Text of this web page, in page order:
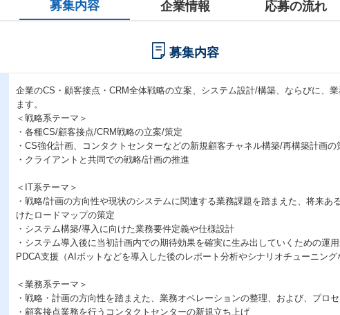
募集内容 企業情報 応募の流れ
募集内容
企業のCS・顧客接点・CRM全体戦略の立案、システム設計/構築、ならびに、
ます。
＜戦略系テーマ＞
・各種CS/顧客接点/CRM戦略の立案/策定
・CS強化計画、コンタクトセンターなどの新規顧客チャネル構築/再構築計画の
・クライアントと共同での戦略/計画の推進
＜IT系テーマ＞
・戦略/計画の方向性や現状のシステムに関連する業務課題を踏まえた、将来あ
けたロードマップの策定
・システム構築/導入に向けた業務要件定義や仕様設計
・システム導入後に当初計画内での期待効果を確実に生み出していくための運
PDCA支援（AIボットなどを導入した後のレポート分析やシナリオチューニング
＜業務系テーマ＞
・戦略・計画の方向性を踏まえた、業務オペレーションの整理、および、プロ
・顧客接点業務を行うコンタクトセンターの新規立ち上げ